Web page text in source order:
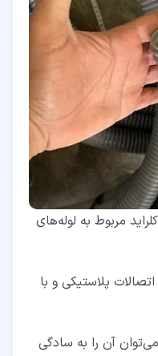
مربوط به لوله‌های
پلاستیکی و با
آن را به سادگی